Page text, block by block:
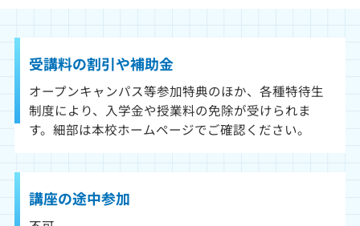
受講料の割引や補助金
オープンキャンパス等参加特典のほか、各種特待生
制度により、入学金や授業料の免除が受けられま
す。細部は本校ホームページでご確認ください。
講座の途中参加